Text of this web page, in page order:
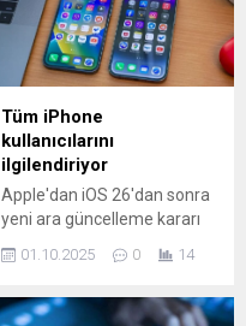
Tüm iPhone
kullanıcılarını
ilgilendiriyor
Apple'dan iOS 26'dan sonra
yeni ara güncelleme kararı
kullanıcılarını ilgilendiren
oldu.
01.10.2025 0 14